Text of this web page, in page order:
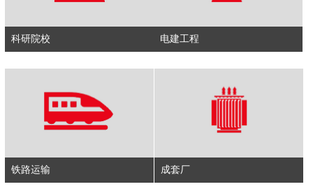
科研院校 电建工程
铁路运输 成套厂